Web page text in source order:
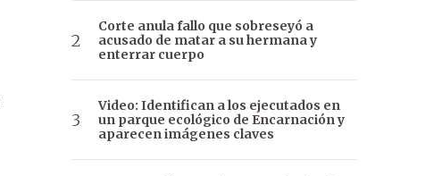
Corte anula fallo que sobreseyó a
acusado de matar a su hermana y
enterrar cuerpo
Video: Identifican a los ejecutados en
un parque ecológico de Encarnación y
aparecen imágenes claves